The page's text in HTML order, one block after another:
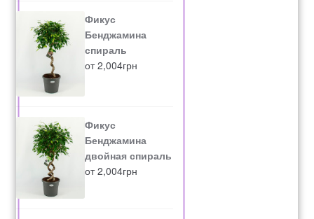
Фикус
Бенджамина
спираль
от2,004грн
Фикус
Бенджамина
двойная спираль
от2,004грн